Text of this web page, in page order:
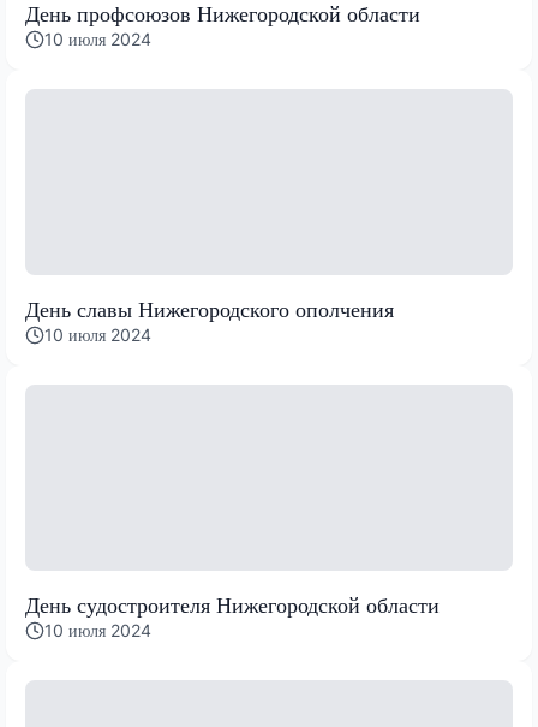
День профсоюзов Нижегородской области
10 июля 2024
День славы Нижегородского ополчения
10 июля 2024
День судостроителя Нижегородской области
10 июля 2024